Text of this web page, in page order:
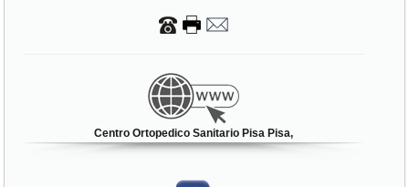
Centro Ortopedico Sanitario Pisa Pisa,